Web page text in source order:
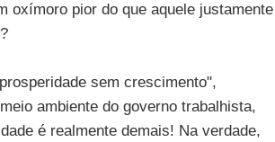
oxímoro pior do que aquele justamente
sem crescimento",
ambiente do governo trabalhista,
é realmente demais! Na verdade,